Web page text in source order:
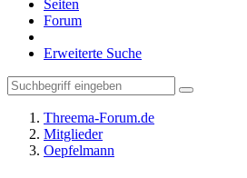
Seiten
Forum
Erweiterte Suche
Threema-Forum.de
Mitglieder
Oepfelmann